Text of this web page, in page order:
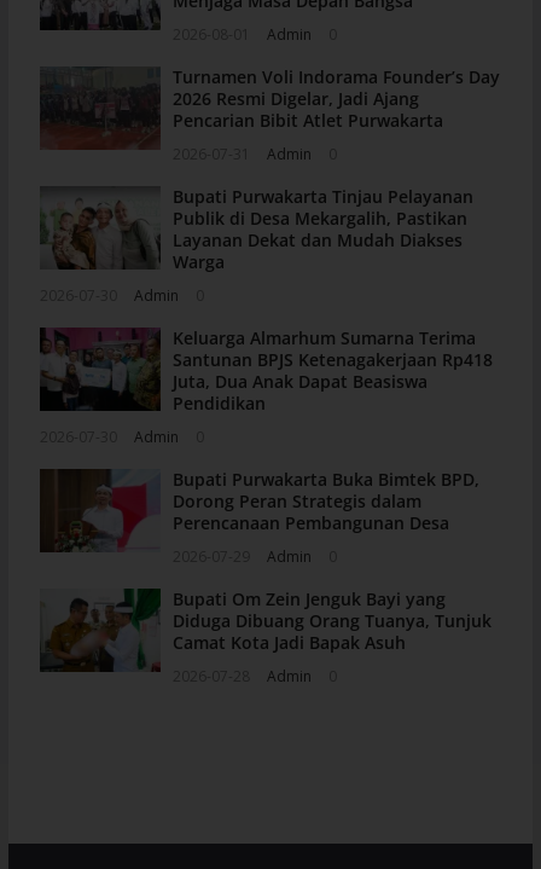
Admin
Turnamen Voli Indorama Founder’s Day
2026 Resmi Digelar, Jadi Ajang
Pencarian Bibit Atlet Purwakarta
Admin
Bupati Purwakarta Tinjau Pelayanan
Publik di Desa Mekargalih, Pastikan
Layanan Dekat dan Mudah Diakses
Warga
Admin
Keluarga Almarhum Sumarna Terima
Santunan BPJS Ketenagakerjaan Rp418
Juta, Dua Anak Dapat Beasiswa
Pendidikan
Admin
Bupati Purwakarta Buka Bimtek BPD,
Dorong Peran Strategis dalam
Perencanaan Pembangunan Desa
Admin
Bupati Om Zein Jenguk Bayi yang
Diduga Dibuang Orang Tuanya, Tunjuk
Camat Kota Jadi Bapak Asuh
Admin